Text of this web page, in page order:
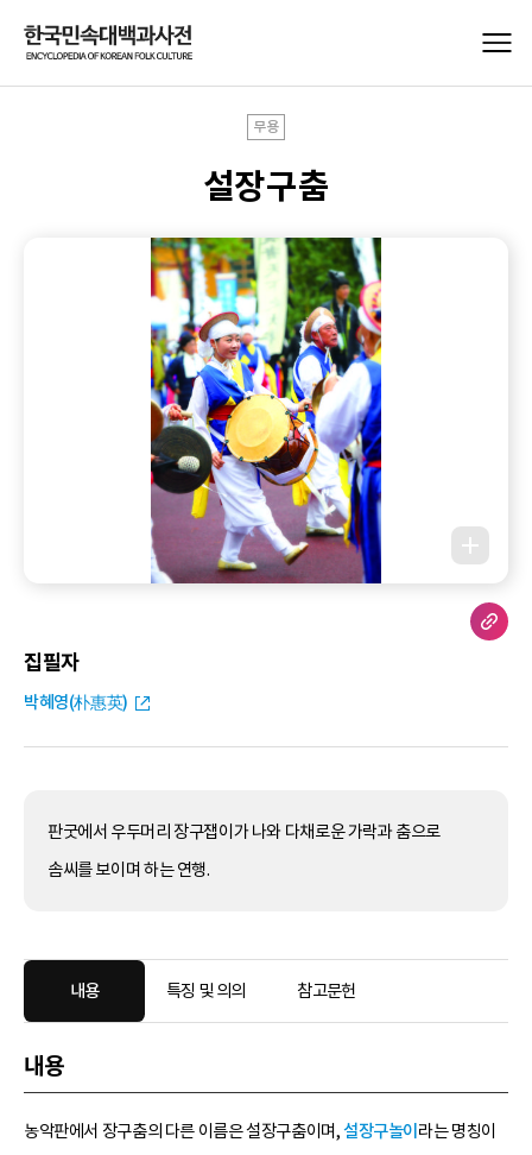
무용
설장구춤
집필자
박혜영(朴惠英)
판굿에서 우두머리 장구잽이가 나와 다채로운 가락과 춤으로
솜씨를 보이며 하는 연행.
내용 특징 및 의의 참고문헌
내용
농악판에서 장구춤의 다른 이름은 설장구춤이며,설장구놀이 라는 명칭이